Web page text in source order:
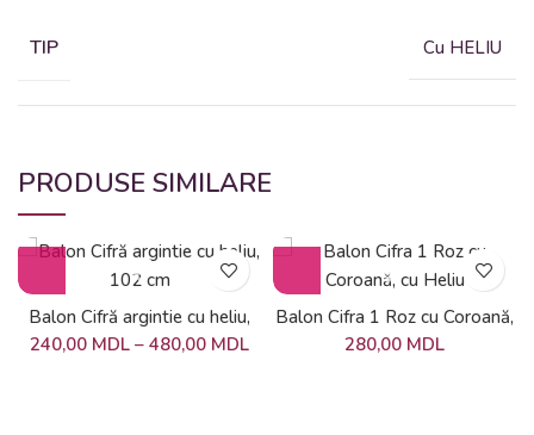
TIP Cu HELIU
PRODUSE SIMILARE
Balon Cifră argintie cu heliu,
102 cm
240,00 MDL – 480,00 MDL
Balon Cifra 1 Roz cu Coroană,
cu Heliu
280,00 MDL